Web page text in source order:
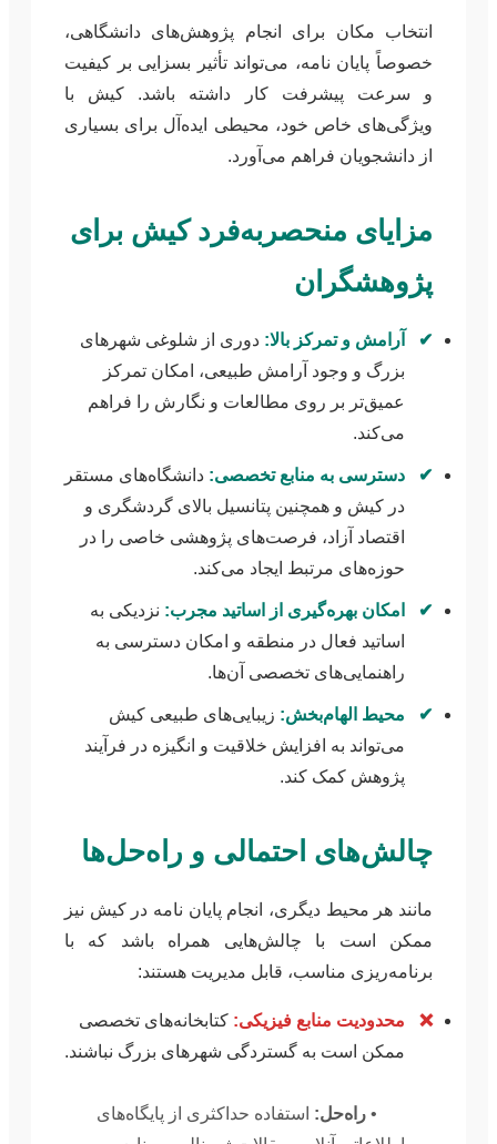
انتخاب مکان برای انجام پژوهش‌های دانشگاهی،
خصوصاً پایان نامه، می‌تواند تأثیر بسزایی بر کیفیت
و سرعت پیشرفت کار داشته باشد. کیش با
ویژگی‌های خاص خود، محیطی ایده‌آل برای بسیاری
از دانشجویان فراهم می‌آورد.
مزایای منحصربه‌فرد کیش برای
پژوهشگران
✔ آرامش و تمرکز بالا:دوری از شلوغی شهرهای
بزرگ و وجود آرامش طبیعی، امکان تمرکز
عمیق‌تر بر روی مطالعات و نگارش را فراهم
می‌کند.
✔ دسترسی به منابع تخصصی: دانشگاه‌های مستقر
در کیش و همچنین پتانسیل بالای گردشگری و
اقتصاد آزاد، فرصت‌های پژوهشی خاصی را در
حوزه‌های مرتبط ایجاد می‌کند.
✔ امکان بهره‌گیری از اساتید مجرب:نزدیکی به
اساتید فعال در منطقه و امکان دسترسی به
راهنمایی‌های تخصصی آن‌ها.
✔ محیط الهام‌بخش: زیبایی‌های طبیعی کیش
می‌تواند به افزایش خلاقیت و انگیزه در فرآیند
پژوهش کمک کند.
چالش‌های احتمالی و راه‌حل‌ها
مانند هر محیط دیگری، انجام پایان نامه در کیش نیز
ممکن است با چالش‌هایی همراه باشد که با
برنامه‌ریزی مناسب، قابل مدیریت هستند:
❌ محدودیت منابع فیزیکی: کتابخانه‌های تخصصی
ممکن است به گستردگی شهرهای بزرگ نباشند.
راه‌حل: استفاده حداکثری از پایگاه‌های